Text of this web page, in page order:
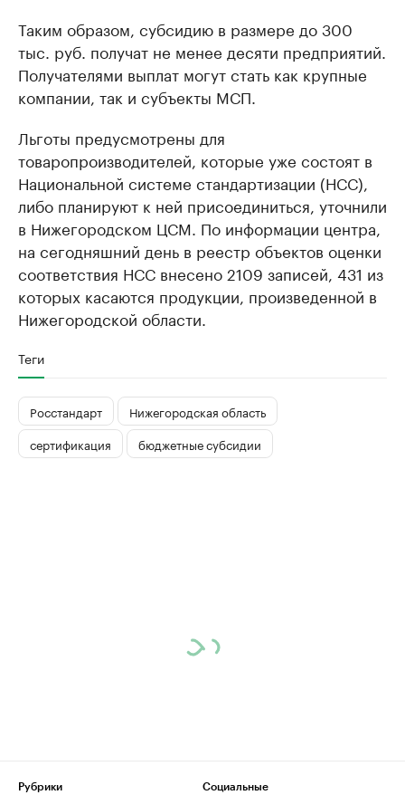
Таким образом, субсидию в размере до 300
тыс. руб. получат не менее десяти предприятий.
Получателями выплат могут стать как крупные
компании, так и субъекты МСП.
Льготы предусмотрены для
товаропроизводителей, которые уже состоят в
Национальной системе стандартизации (НСС),
либо планируют к ней присоединиться, уточнили
в Нижегородском ЦСМ. По информации центра,
на сегодняшний день в реестр объектов оценки
соответствия НСС внесено 2109 записей, 431 из
которых касаются продукции, произведенной в
Нижегородской области.
Теги
Росстандарт
Нижегородская область
сертификация
бюджетные субсидии
Рубрики
Социальные